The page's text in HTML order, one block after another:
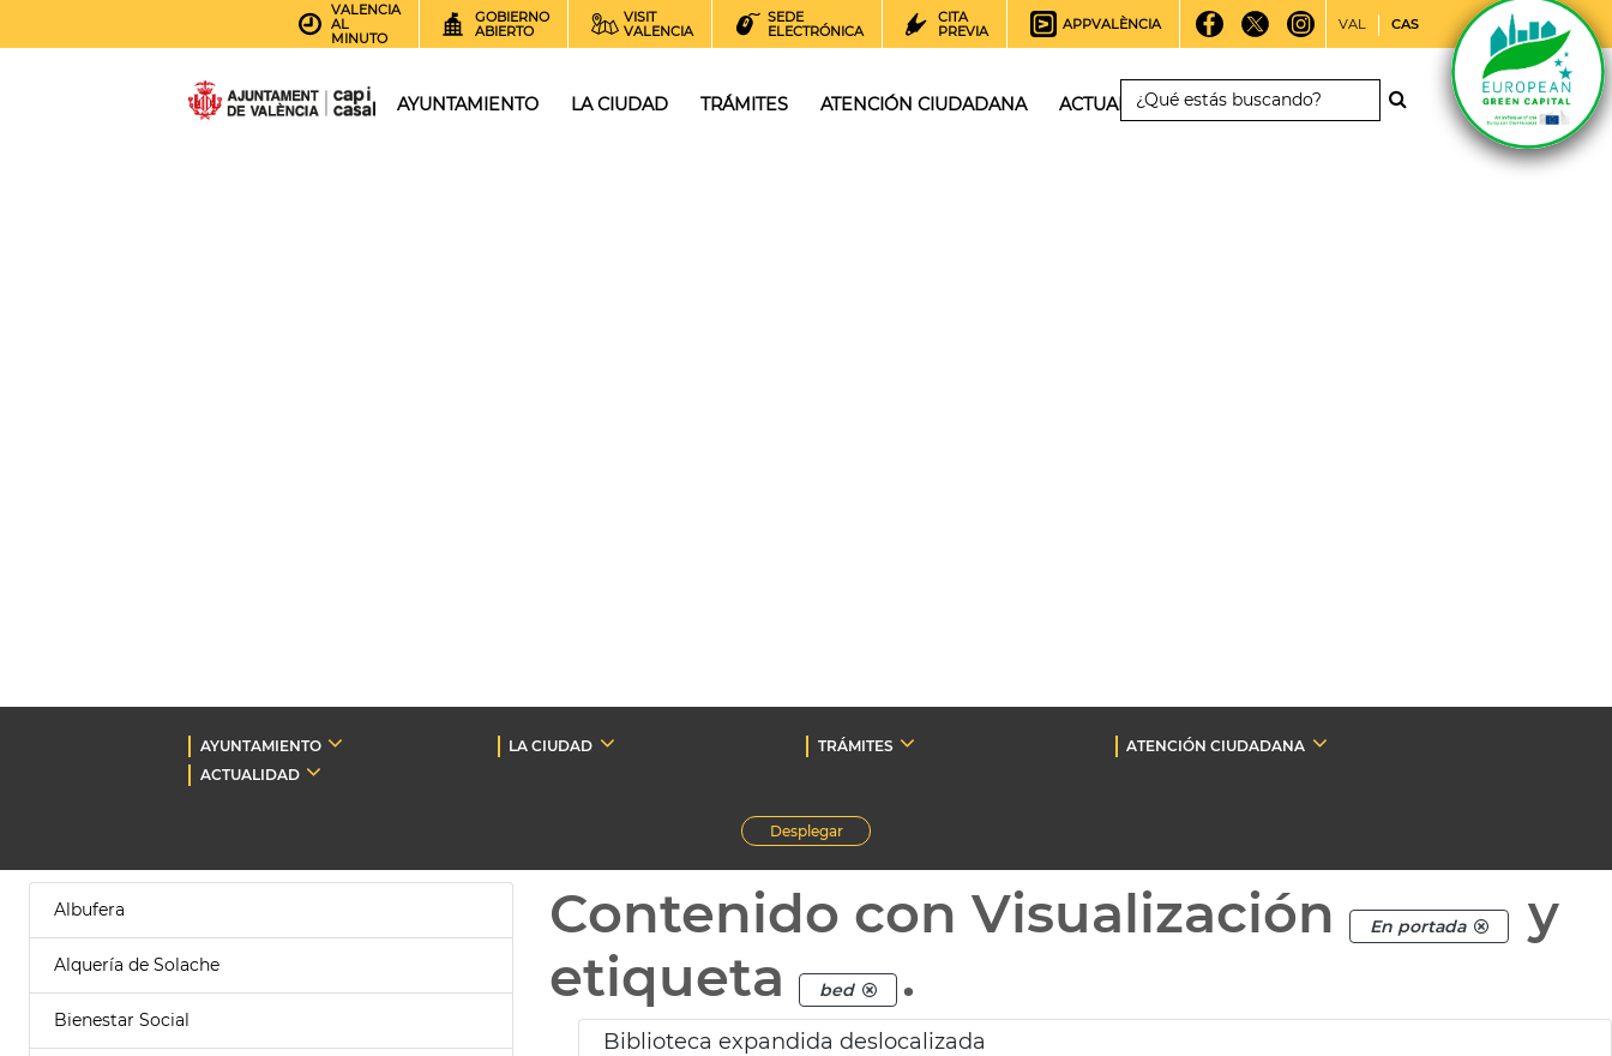
VALENCIA
AL
MINUTO
GOBIERNO
ABIERTO
VISIT
VALENCIA
SEDE
ELECTRÓNICA
CITA
PREVIA
APPVALÈNCIA VAL CAS
AYUNTAMIENTO LA CIUDAD TRÁMITES ATENCIÓN CIUDADANA ACTUALIDAD
AYUNTAMIENTO LA CIUDAD TRÁMITES
ATENCIÓN CIUDADANA
ACTUALIDAD
Desplegar
Albufera
Alquería de Solache
Bienestar Social
Contenido con Visualización En portada
y
etiqueta
bed .
Biblioteca expandida deslocalizada